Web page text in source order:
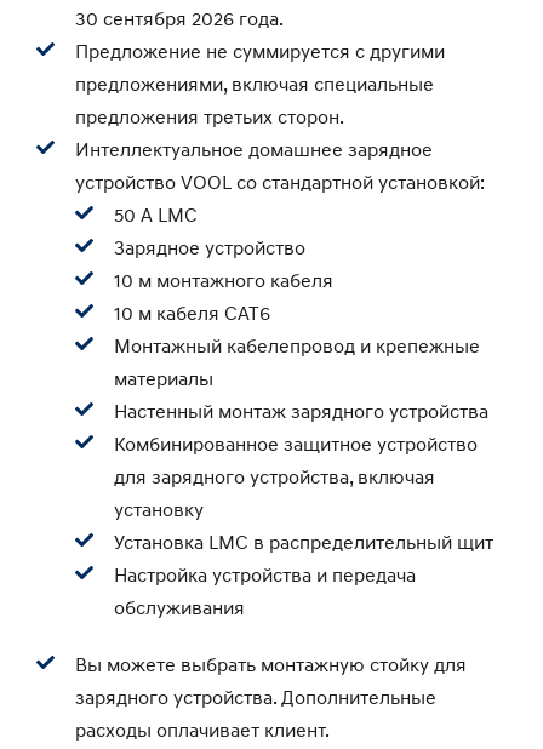
30 сентября 2026 года.
Предложение не суммируется с другими
предложениями, включая специальные
предложения третьих сторон.
Интеллектуальное домашнее зарядное
устройство VOOL со стандартной установкой:
50 А LMC
Зарядное устройство
10 м монтажного кабеля
10 м кабеля CAT6
Монтажный кабелепровод и крепежные
материалы
Настенный монтаж зарядного устройства
Комбинированное защитное устройство
для зарядного устройства, включая
установку
Установка LMC в распределительный щит
Настройка устройства и передача
обслуживания
Вы можете выбрать монтажную стойку для
зарядного устройства. Дополнительные
расходы оплачивает клиент.